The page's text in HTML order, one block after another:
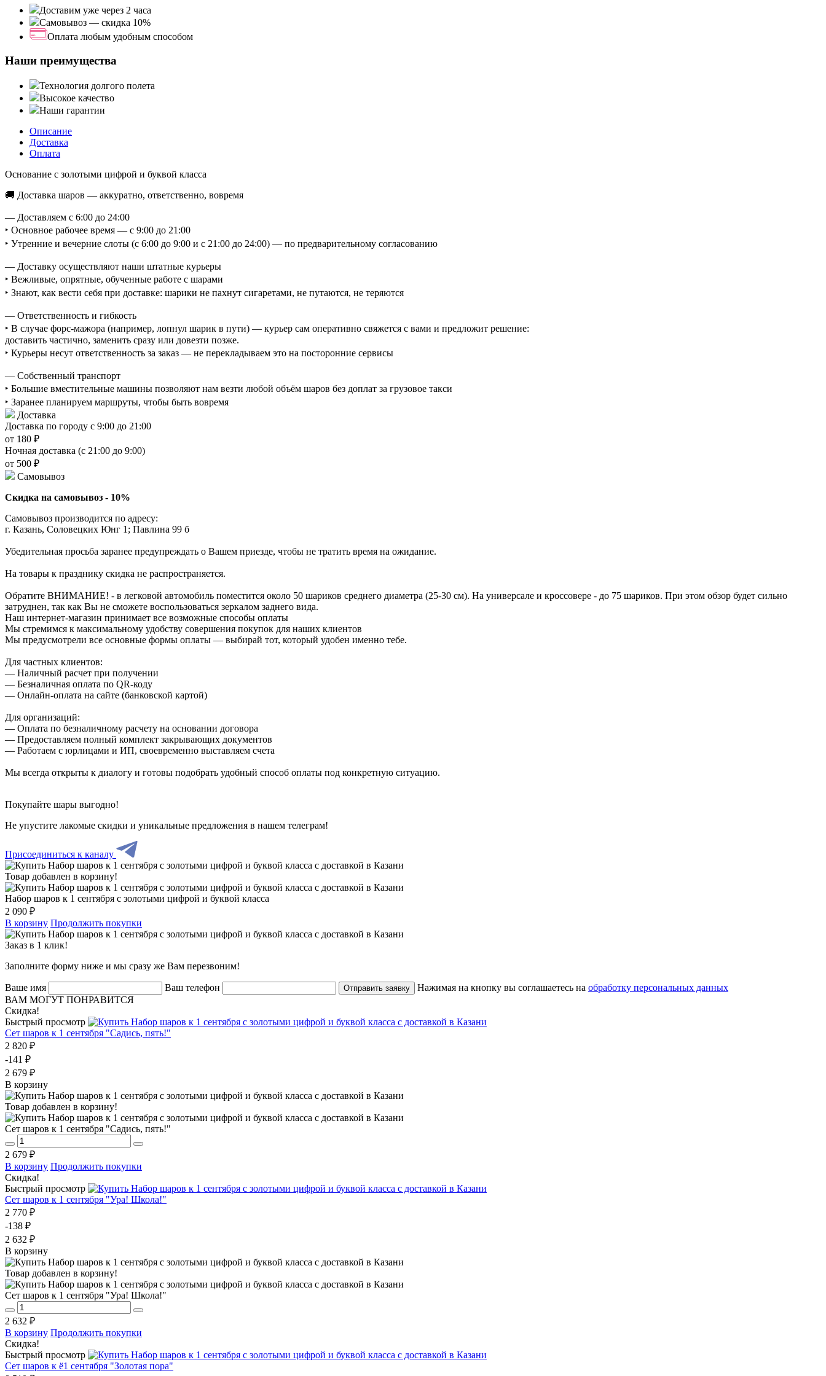
Доставим уже через 2 часа
Самовывоз — скидка 10%
Оплата любым удобным способом
Наши преимущества
Технология долгого полета
Высокое качество
Наши гарантии
Описание
Доставка
Оплата
Основание с золотыми цифрой и буквой класса
🚚 Доставка шаров — аккуратно, ответственно, вовремя
— Доставляем с 6:00 до 24:00
‣ Основное рабочее время — с 9:00 до 21:00
‣ Утренние и вечерние слоты (с 6:00 до 9:00 и с 21:00 до 24:00) — по предварительному согласованию
— Доставку осуществляют наши штатные курьеры
‣ Вежливые, опрятные, обученные работе с шарами
‣ Знают, как вести себя при доставке: шарики не пахнут сигаретами, не путаются, не теряются
— Ответственность и гибкость
‣ В случае форс-мажора (например, лопнул шарик в пути) — курьер сам оперативно свяжется с вами и предложит решение:
доставить частично, заменить сразу или довезти позже.
‣ Курьеры несут ответственность за заказ — не перекладываем это на посторонние сервисы
— Собственный транспорт
‣ Большие вместительные машины позволяют нам везти любой объём шаров без доплат за грузовое такси
‣ Заранее планируем маршруты, чтобы быть вовремя
Доставка
Доставка по городу с 9:00 до 21:00
от 180 ₽
Ночная доставка (с 21:00 до 9:00)
от 500 ₽
Самовывоз
Скидка на самовывоз - 10%
Самовывоз производится по адресу:
г. Казань, Соловецких Юнг 1; Павлина 99 б
Убедительная просьба заранее предупреждать о Вашем приезде, чтобы не тратить время на ожидание.
На товары к празднику скидка не распространяется.
Обратите ВНИМАНИЕ! - в легковой автомобиль поместится около 50 шариков среднего диаметра (25-30 см). На универсале и кроссовере - до 75 шариков. При этом обзор будет сильно
затруднен, так как Вы не сможете воспользоваться зеркалом заднего вида.
Наш интернет-магазин принимает все возможные способы оплаты
Мы стремимся к максимальному удобству совершения покупок для наших клиентов
Мы предусмотрели все основные формы оплаты — выбирай тот, который удобен именно тебе.
Для частных клиентов:
— Наличный расчет при получении
— Безналичная оплата по QR-коду
— Онлайн-оплата на сайте (банковской картой)
Для организаций:
— Оплата по безналичному расчету на основании договора
— Предоставляем полный комплект закрывающих документов
— Работаем с юрлицами и ИП, своевременно выставляем счета
Мы всегда открыты к диалогу и готовы подобрать удобный способ оплаты под конкретную ситуацию.
Покупайте шары выгодно!
Не упустите лакомые скидки и уникальные предложения в нашем телеграм!
Присоединиться к каналу
Товар добавлен в корзину!
Набор шаров к 1 сентября с золотыми цифрой и буквой класса
2 090 ₽
В корзину Продолжить покупки
Заказ в 1 клик!
Заполните форму ниже и мы сразу же Вам перезвоним!
Ваше имя Ваш телефон Отправить заявку Нажимая на кнопку вы соглашаетесь на обработку персональных данных
ВАМ МОГУТ ПОНРАВИТСЯ
Скидка!
Быстрый просмотр
Сет шаров к 1 сентября "Садись, пять!"
2 820 ₽
-141 ₽
2 679 ₽
В корзину
Товар добавлен в корзину!
Сет шаров к 1 сентября "Садись, пять!"
2 679 ₽
В корзину Продолжить покупки
Скидка!
Быстрый просмотр
Сет шаров к 1 сентября "Ура! Школа!"
2 770 ₽
-138 ₽
2 632 ₽
В корзину
Товар добавлен в корзину!
Сет шаров к 1 сентября "Ура! Школа!"
2 632 ₽
В корзину Продолжить покупки
Скидка!
Быстрый просмотр
Сет шаров к ё1 сентября "Золотая пора"